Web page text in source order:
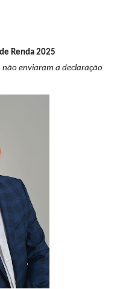
Renda 2025
enviaram a declaração